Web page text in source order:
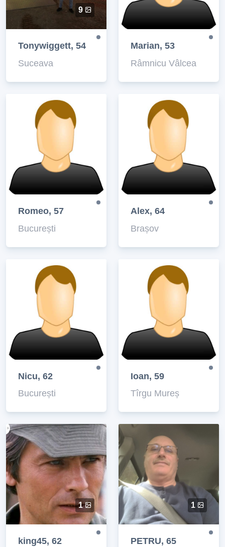
9
Tonywiggett, 54
Suceava
Marian, 53
Râmnicu Vâlcea
Romeo, 57
București
Alex, 64
Brașov
Nicu, 62
București
Ioan, 59
Tîrgu Mureș
1
king45, 62
1
PETRU, 65